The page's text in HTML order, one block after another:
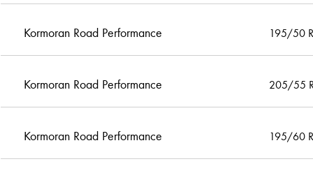
Kormoran Road Performance 195/50
Kormoran Road Performance 205/55
Kormoran Road Performance 195/60